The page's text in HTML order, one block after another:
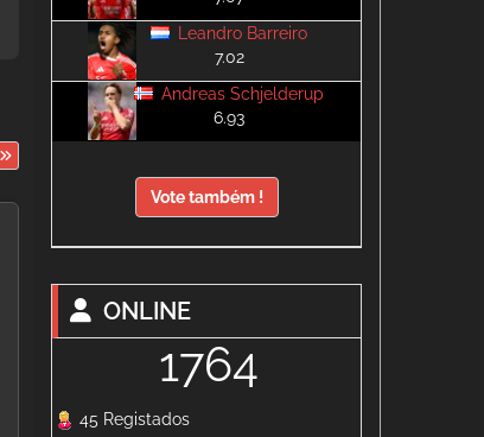
Leandro Barreiro
7.02
Andreas Schjelderup
6.93
Vote também !
ONLINE
1764
45 Registados